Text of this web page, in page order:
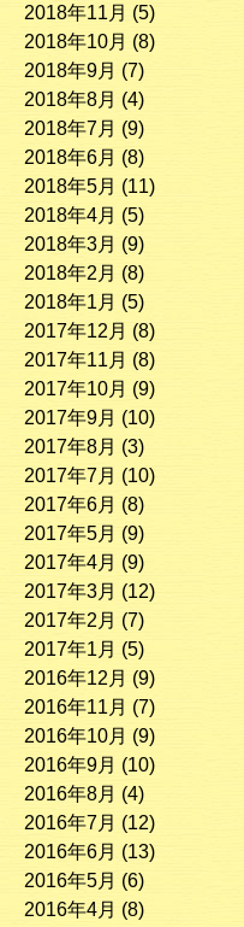
2018年11月 (5)
2018年10月 (8)
2018年9月 (7)
2018年8月 (4)
2018年7月 (9)
2018年6月 (8)
2018年5月 (11)
2018年4月 (5)
2018年3月 (9)
2018年2月 (8)
2018年1月 (5)
2017年12月 (8)
2017年11月 (8)
2017年10月 (9)
2017年9月 (10)
2017年8月 (3)
2017年7月 (10)
2017年6月 (8)
2017年5月 (9)
2017年4月 (9)
2017年3月 (12)
2017年2月 (7)
2017年1月 (5)
2016年12月 (9)
2016年11月 (7)
2016年10月 (9)
2016年9月 (10)
2016年8月 (4)
2016年7月 (12)
2016年6月 (13)
2016年5月 (6)
2016年4月 (8)